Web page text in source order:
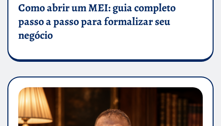
Como abrir um MEI: guia completo
passo a passo para formalizar seu
negócio